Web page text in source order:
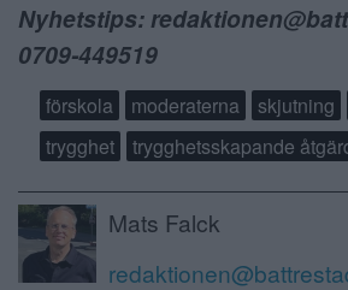
Nyhetstips:
0709-449519
förskola moderaterna skjutning
trygghet
trygghetsskapande
Mats Falck